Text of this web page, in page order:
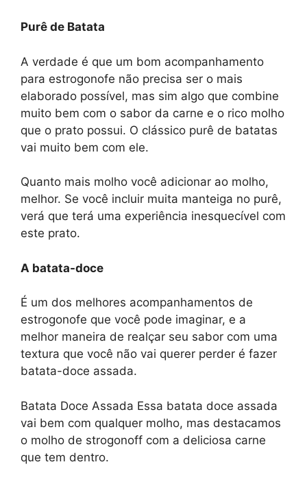
Purê de Batata
A verdade é que um bom acompanhamento
para estrogonofe não precisa ser o mais
elaborado possível, mas sim algo que combine
muito bem com o sabor da carne e o rico molho
que o prato possui. O clássico purê de batatas
vai muito bem com ele.
Quanto mais molho você adicionar ao molho,
melhor. Se você incluir muita manteiga no purê,
verá que terá uma experiência inesquecível com
este prato.
A batata-doce
É um dos melhores acompanhamentos de
estrogonofe que você pode imaginar, e a
melhor maneira de realçar seu sabor com uma
textura que você não vai querer perder é fazer
batata-doce assada.
Batata Doce Assada Essa batata doce assada
vai bem com qualquer molho, mas destacamos
o molho de strogonoff com a deliciosa carne
que tem dentro.